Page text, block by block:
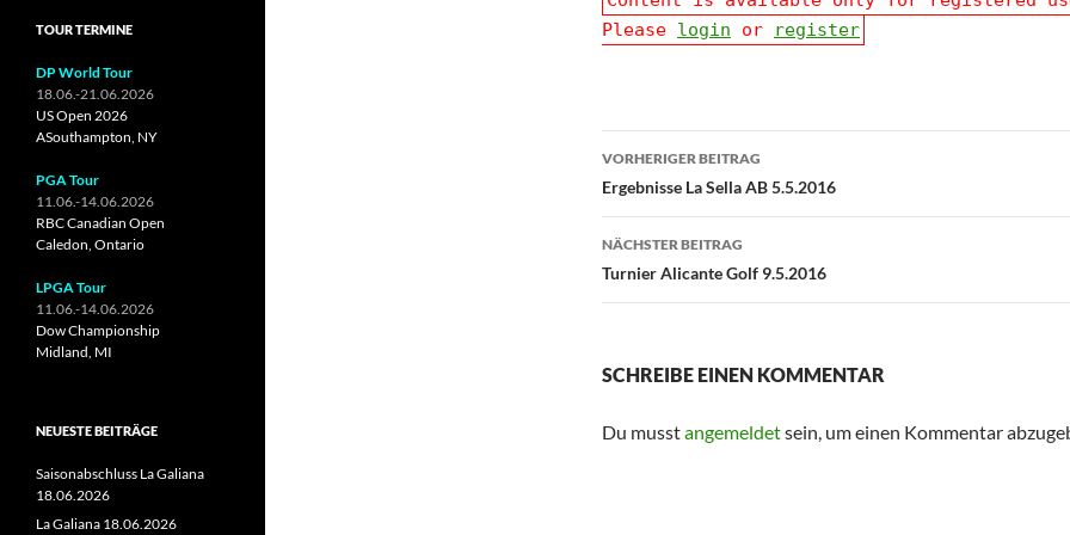
Please login or register
Beitragsnavigation
VORHERIGER BEITRAG
Ergebnisse La Sella AB 5.5.2016
NÄCHSTER BEITRAG
Turnier Alicante Golf 9.5.2016
SCHREIBE EINEN KOMMENTAR
Du musstangemeldetsein, um einen Kommentar
TOUR TERMINE
DP World Tour
18.06.-21.06.2026
US Open 2026
ASouthampton, NY
PGA Tour
11.06.-14.06.2026
RBC Canadian Open
Caledon, Ontario
LPGA Tour
11.06.-14.06.2026
Dow Championship
Midland, MI
NEUESTE BEITRÄGE
Saisonabschluss La Galiana
18.06.2026
La Galiana 18.06.2026